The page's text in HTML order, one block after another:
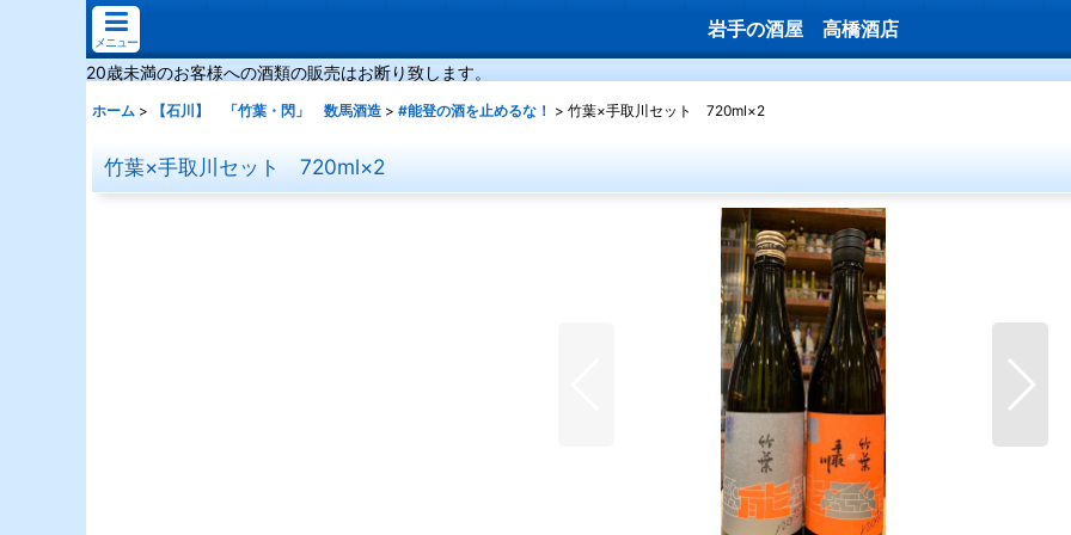
メニュー
岩手の酒屋 高橋酒店
20歳未満のお客様への酒類の販売はお断り致します。
ホーム > 【石川】 「竹葉・閃」 数馬酒造 > #能登の酒を止めるな！ > 竹葉×手取川セット 720ml×2
竹葉×手取川セット 720ml×2